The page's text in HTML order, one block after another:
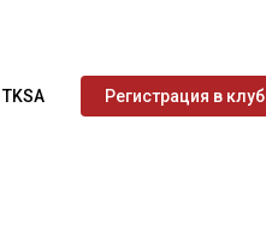
Регистрация в клуб